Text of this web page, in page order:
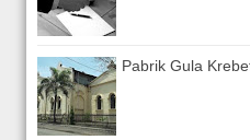
Pabrik Gula